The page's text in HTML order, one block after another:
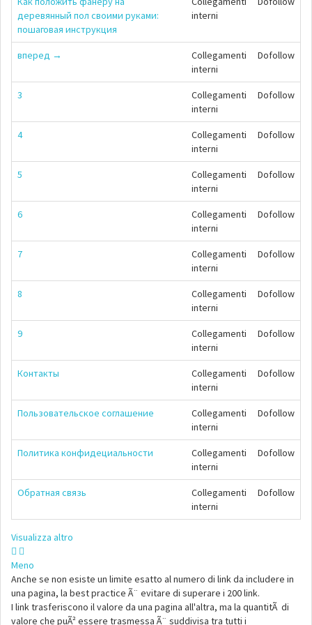
деревянный пол своими руками:
пошаговая инструкция
interni
вперед →
Collegamenti
interni
Dofollow
3
Collegamenti
interni
Dofollow
4
Collegamenti
interni
Dofollow
5
Collegamenti
interni
Dofollow
6
Collegamenti
interni
Dofollow
7
Collegamenti
interni
Dofollow
8
Collegamenti
interni
Dofollow
9
Collegamenti
interni
Dofollow
Контакты
Collegamenti
interni
Dofollow
Пользовательское соглашение
Collegamenti
interni
Dofollow
Политика конфидециальности
Collegamenti
interni
Dofollow
Обратная связь
Collegamenti
interni
Dofollow
Visualizza altro
Meno
Anche se non esiste un limite esatto al numero di link da includere in
una pagina, la best practice Ã¨ evitare di superare i 200 link.
I link trasferiscono il valore da una pagina all'altra, ma la quantitÃ di
valore che puÃ² essere trasmessa Ã¨ suddivisa tra tutti i